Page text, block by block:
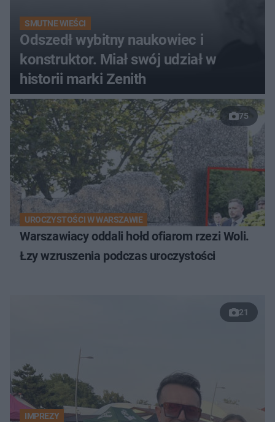
SMUTNE WIEŚCI
Odszedł wybitny naukowiec i
konstruktor. Miał swój udział w
historii marki Zenith
75
UROCZYSTOŚCI W WARSZAWIE
Warszawiacy oddali hołd ofiarom rzezi Woli.
Łzy wzruszenia podczas uroczystości
21
IMPREZY